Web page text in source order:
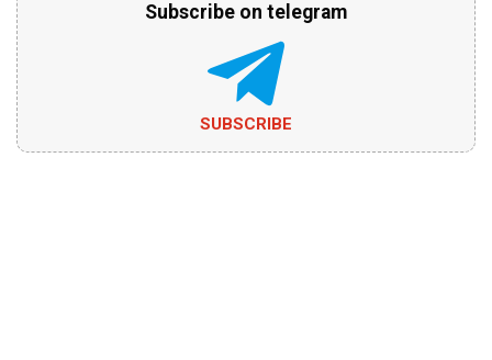
Subscribe on telegram
SUBSCRIBE